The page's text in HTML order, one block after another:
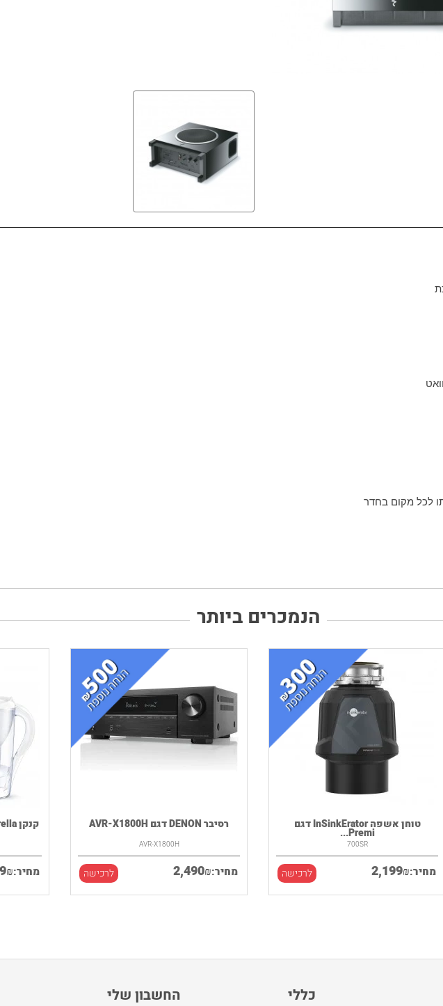
לכל מקום בחדר
הנמכרים ביותר
קנקן BRITA Marella כולל 12 מסנני...
מחיר:₪
רסיבר DENON דגם AVR-X1800H
AVR-X1800H
מחיר: 2,490₪ לרכישה
טוחן אשפה InSinkErator דגם
Premi...
700SR
מחיר: 2,199₪ לרכישה
החשבון שלי כללי